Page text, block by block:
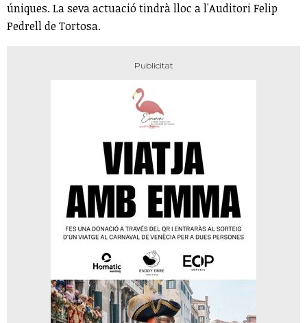
úniques. La seva actuació tindrà lloc a l'Auditori Felip
Pedrell de Tortosa.